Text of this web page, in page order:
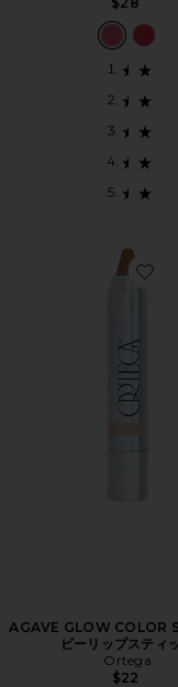
AGAVE GLOW COLOR
ビーリップスティ
Ortega
$22